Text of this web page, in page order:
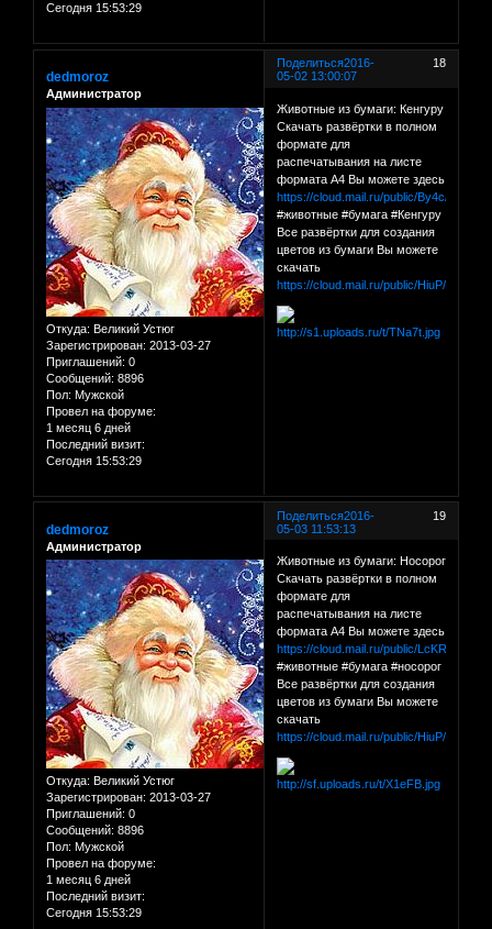
Сегодня 15:53:29
Поделиться 18
2016-
05-02 13:00:07
dedmoroz
Администратор
Откуда: Великий Устюг
Зарегистрирован: 2013-03-27
Приглашений: 0
Сообщений: 8896
Пол: Мужской
Провел на форуме:
1 месяц 6 дней
Последний визит:
Сегодня 15:53:29
Животные из бумаги: Кенгуру
Скачать развёртки в полном
формате для
распечатывания на листе
формата А4 Вы можете здесь
https://cloud.mail.ru/public/By4c/
#животные #бумага #Кенгуру
Все развёртки для создания
цветов из бумаги Вы можете
скачать
https://cloud.mail.ru/public/HiuP/
Поделиться 19
2016-
05-03 11:53:13
dedmoroz
Администратор
Откуда: Великий Устюг
Зарегистрирован: 2013-03-27
Приглашений: 0
Сообщений: 8896
Пол: Мужской
Провел на форуме:
1 месяц 6 дней
Последний визит:
Сегодня 15:53:29
Животные из бумаги: Носорог
Скачать развёртки в полном
формате для
распечатывания на листе
формата А4 Вы можете здесь
https://cloud.mail.ru/public/LcKR/
#животные #бумага #носорог
Все развёртки для создания
цветов из бумаги Вы можете
скачать
https://cloud.mail.ru/public/HiuP/